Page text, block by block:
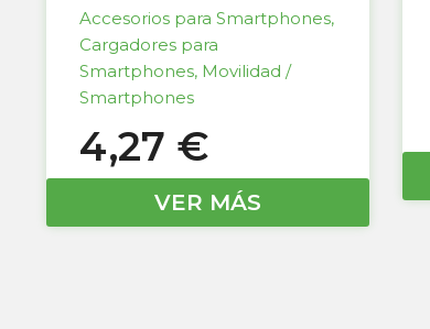
Accesorios para Smartphones,
Cargadores para
Smartphones, Movilidad /
Smartphones
4,27 €
VER MÁS